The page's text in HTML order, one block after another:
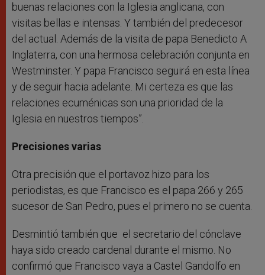
buenas relaciones con la Iglesia anglicana, con
visitas bellas e intensas. Y también del predecesor
del actual. Además de la visita de papa Benedicto A
Inglaterra, con una hermosa celebración conjunta en
Westminster. Y papa Francisco seguirá en esta línea
y de seguir hacia adelante. Mi certeza es que las
relaciones ecuménicas son una prioridad de la
Iglesia en nuestros tiempos”.
Precisiones varias
Otra precisión que el portavoz hizo para los
periodistas, es que Francisco es el papa 266 y 265
sucesor de San Pedro, pues el primero no se cuenta.
Desmintió también que el secretario del cónclave
haya sido creado cardenal durante el mismo. No
confirmó que Francisco vaya a Castel Gandolfo en